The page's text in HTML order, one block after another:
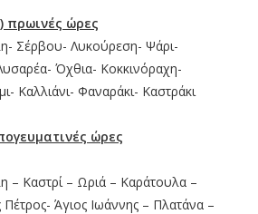
πρωινές ώρες
Σέρβου- Λυκούρεση- Ψάρι-
Όχθια- Κοκκινόραχη-
Καλλιάνι- Φαναράκι- Καστράκι
ώρες
– Καστρί – Ωριά – Καράτουλα –
Άγιος Ιωάννης – Πλατάνα –